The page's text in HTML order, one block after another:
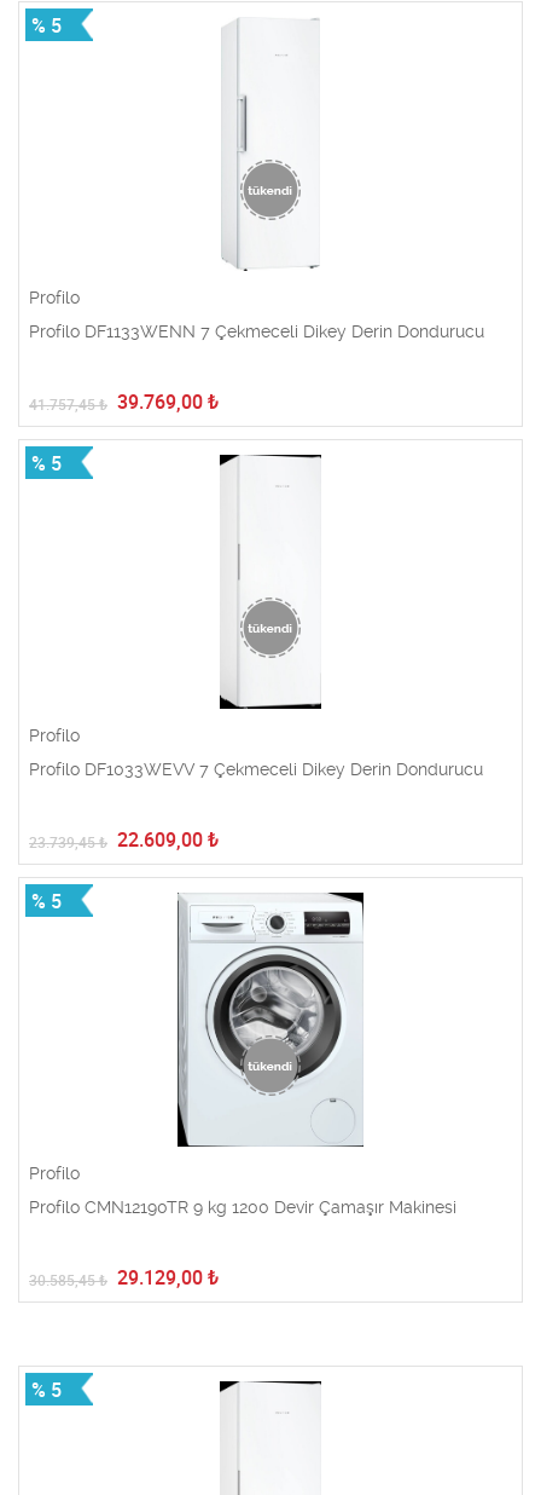
% 5
Profilo
Profilo DF1133WENN 7 Çekmeceli Dikey Derin Dondurucu
41.757,45₺ 39.769,00 ₺
% 5
Profilo
Profilo DF1033WEVV 7 Çekmeceli Dikey Derin Dondurucu
23.739,45₺ 22.609,00 ₺
% 5
Profilo
Profilo CMN12190TR 9 kg 1200 Devir Çamaşır Makinesi
30.585,45₺ 29.129,00 ₺
% 5